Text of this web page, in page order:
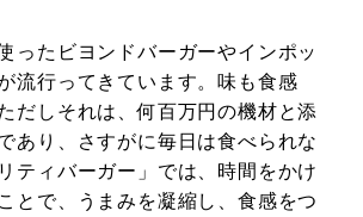
ったビヨンドバーガーやインポッ
流行ってきています。味も食感
だしそれは、何百万円の機材と添
あり、さすがに毎日は食べられな
ティバーガー」では、時間をかけ
とで、うまみを凝縮し、食感をつ